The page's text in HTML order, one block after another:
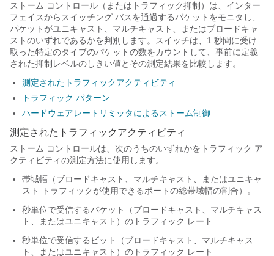
ストーム コントロール（またはトラフィック抑制）は、インター
フェイスからスイッチング バスを通過するパケットをモニタし、
パケットがユニキャスト、マルチキャスト、またはブロードキャ
ストのいずれであるかを判別します。スイッチは、1 秒間に受け
取った特定のタイプのパケットの数をカウントして、事前に定義
された抑制レベルのしきい値とその測定結果を比較します。
測定されたトラフィックアクティビティ
トラフィック パターン
ハードウェアレートリミッタによるストーム制御
測定されたトラフィックアクティビティ
ストーム コントロールは、次のうちのいずれかをトラフィック ア
クティビティの測定方法に使用します。
帯域幅（ブロードキャスト、マルチキャスト、またはユニキャ
スト トラフィックが使用できるポートの総帯域幅の割合）。
秒単位で受信するパケット（ブロードキャスト、マルチキャス
ト、またはユニキャスト）のトラフィック レート
秒単位で受信するビット（ブロードキャスト、マルチキャス
ト、またはユニキャスト）のトラフィック レート